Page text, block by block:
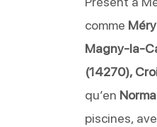
comme
Magny-la-
(14270),
qu’en
piscines,